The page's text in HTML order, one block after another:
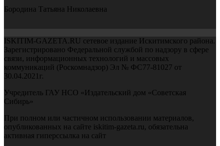
Бородина Татьяна Николаевна
ISKITIM-GAZETA.RU сетевое издание Искитимского района.
Зарегистрировано Федеральной службой по надзору в сфере
связи, информационных технологий и массовых
коммуникаций (Роскомнадзор) Эл № ФС77-81027 от
30.04.2021г.
Учредитель ГАУ НСО «Издательский дом «Советская
Сибирь»
При полном или частичном использовании материалов,
опубликованных на сайте iskitim-gazeta.ru, обязательна
активная гиперссылка на сайт